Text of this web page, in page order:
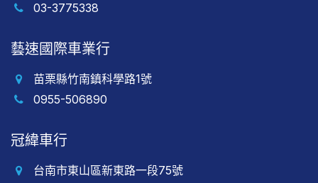
03-3775338
藝速國際車業行
苗栗縣竹南鎮科學路1號
0955-506890
冠緯車行
台南市東山區新東路一段75號